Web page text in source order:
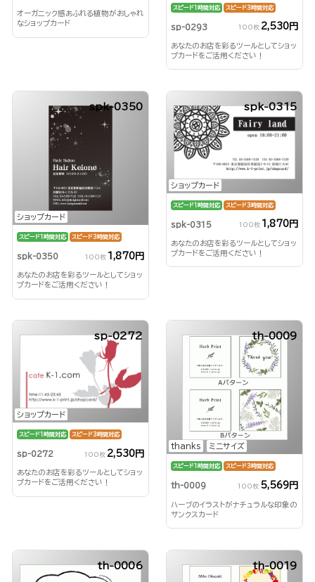
オーガニック感あふれる植物がおしゃれ
なショップカード
スピード1時間対応 スピード3時間対応
sp-0293 100枚 2,530円
あなたのお店を彩るツールとしてショッ
プカードをご活用ください！
ショップカード
spk-0350
スピード1時間対応 スピード3時間対応
spk-0350 100枚 1,870円
あなたのお店を彩るツールとしてショッ
プカードをご活用ください！
ショップカード
spk-0315
スピード1時間対応 スピード3時間対応
spk-0315 100枚 1,870円
あなたのお店を彩るツールとしてショッ
プカードをご活用ください！
ショップカード
sp-0272
スピード1時間対応 スピード3時間対応
sp-0272 100枚 2,530円
あなたのお店を彩るツールとしてショッ
プカードをご活用ください！
thanks ミニサイズ
th-0009
スピード1時間対応 スピード3時間対応
th-0009 100枚 5,569円
ハーブのイラストがナチュラルな印象の
サンクスカード
th-0006 th-0019